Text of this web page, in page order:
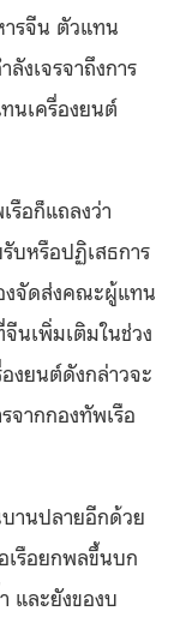
รจีน ตัวแทน
งเจรจาถึงการ
นเครื่องยนต์
อก็แถลงว่า
บหรือปฏิเสธการ
งจัดส่งคณะผู้แทน
นเพิ่มเติมในช่วง
งยนต์ดังกล่าวจะ
จากกองทัพเรือ
านปลายอีกด้วย
เรือยกพลขึ้นบก
และยังของบ